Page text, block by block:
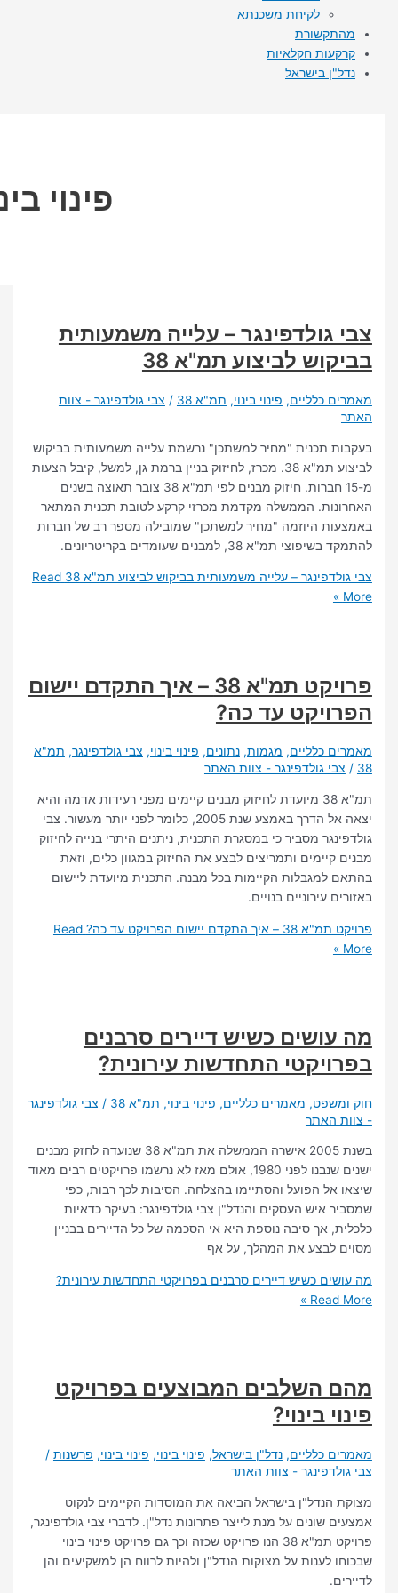
לקיחת משכנתא
חקלאיות
בישראל
פינוי בינוי
גולדפינגר – עלייה משמעותית
לביצוע תמ"א 38
כלליים,פינוי בינוי, תמ"א 38 /צבי גולדפינגר - צוות
תכנית "מחיר למשתכן" נרשמת עלייה משמעותית בביקוש
לביצוע תמ"א 38. מכרז, לחיזוק בניין ברמת גן, למשל, קיבל הצעות
מ-15 חברות. חיזוק מבנים לפי תמ"א 38 צובר תאוצה בשנים
הממשלה מקדמת מכרזי קרקע לטובת תכנית המתאר
היוזמה "מחיר למשתכן" שמובילה מספר רב של חברות
תמ"א 38, למבנים שעומדים בקריטריונים.
– עלייה משמעותית בביקוש לביצוע תמ"א 38 Read
פרויקט תמ"א 38 – איך התקדם יישום
עד כה?
כלליים,מגמות,נתונים,פינוי בינוי, צבי גולדפינגר, תמ"א
גולדפינגר - צוות האתר
תמ"א 38 מיועדת לחיזוק מבנים קיימים מפני רעידות אדמה והיא
יצאה אל הדרך באמצע שנת 2005, כלומר לפני יותר מעשור. צבי
מסביר כי במסגרת התכנית, ניתנים היתרי בנייה לחיזוק
ותמריצים לבצע את החיזוק במגוון כלים, וזאת
למגבלות הקיימות בכל מבנה. התכנית מיועדת ליישום
עירוניים בנויים.
יישום הפרויקט עד כה? Read
כשיש דיירים סרבנים
התחדשות עירונית?
,מאמרים כלליים,פינוי בינוי, תמ"א 38 /צבי גולדפינגר
האתר
בשנת 2005 אישרה הממשלה את תמ"א 38 שנועדה לחזק מבנים
ישנים שנבנו לפני 1980, אולם מאז לא נרשמו פרויקטים רבים מאוד
אל הפועל והסתיימו בהצלחה. הסיבות לכך רבות, כפי
איש העסקים והנדל"ן צבי גולדפינגר: בעיקר כדאיות
אך סיבה נוספת היא אי הסכמה של כל הדיירים בבניין
לבצע את המהלך, על אף
כשיש דיירים סרבנים בפרויקטי התחדשות עירונית?
Read
השלבים המבוצעים בפרויקט
בינוי?
כלליים,נדל"ן בישראל,פינוי בינוי, פינוי בינוי, פרשנות/
- צוות האתר
הנדל"ן בישראל הביאה את המוסדות הקיימים לנקוט
שונים על מנת לייצר פתרונות נדל"ן. לדברי צבי גולדפינגר,
פרויקט תמ"א 38 הנו פרויקט שכזה וכך גם פרויקט פינוי בינוי
לענות על מצוקות הנדל"ן ולהיות לרווח הן למשקיעים והן